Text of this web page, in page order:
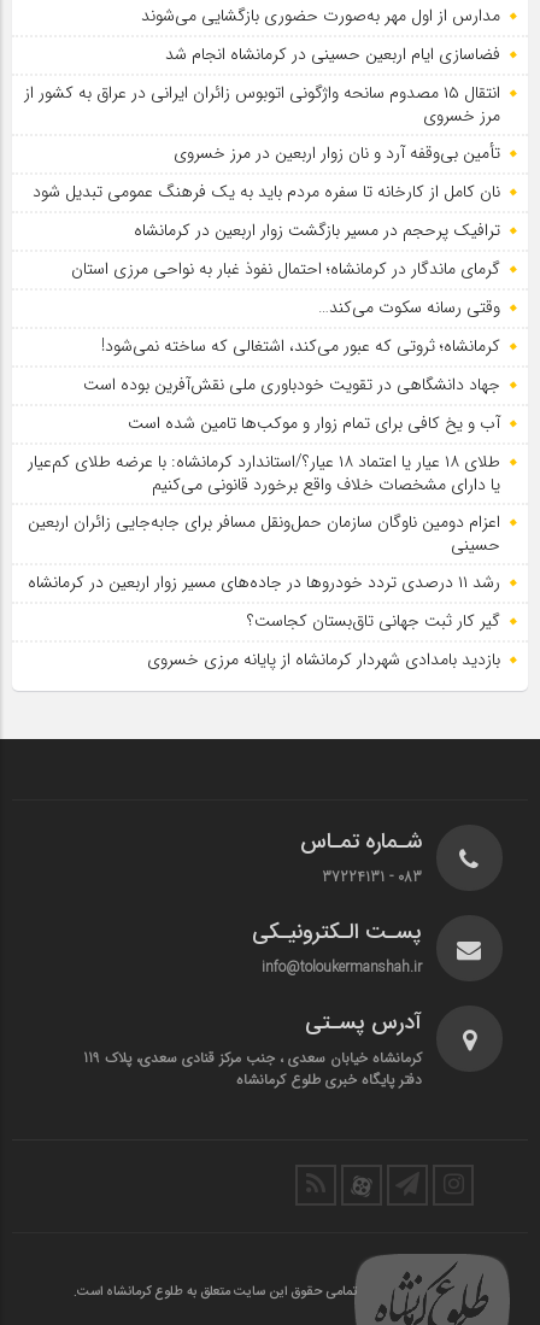
مدارس از اول مهر به‌صورت حضوری بازگشایی می‌شوند
فضاسازی ایام اربعین حسینی در کرمانشاه انجام شد
انتقال ۱۵ مصدوم سانحه واژگونی اتوبوس زائران ایرانی در عراق به کشور از
مرز خسروی
تأمین بی‌وقفه آرد و نان زوار اربعین در مرز خسروی
نان کامل از کارخانه تا سفره مردم باید به یک فرهنگ عمومی تبدیل شود
ترافیک پرحجم در مسیر بازگشت زوار اربعین در کرمانشاه
گرمای ماندگار در کرمانشاه؛ احتمال نفوذ غبار به نواحی مرزی استان
وقتی رسانه سکوت می‌کند…
کرمانشاه؛ ثروتی که عبور می‌کند، اشتغالی که ساخته نمی‌شود!
جهاد دانشگاهی در تقویت خودباوری ملی نقش‌آفرین بوده است
آب و یخ کافی برای تمام زوار و موکب‌ها تامین شده است
طلای ۱۸ عیار یا اعتماد ۱۸ عیار؟/استاندارد کرمانشاه: با عرضه طلای کم‌عیار
یا دارای مشخصات خلاف واقع برخورد قانونی می‌کنیم
اعزام دومین ناوگان سازمان حمل‌ونقل مسافر برای جابه‌جایی زائران اربعین
حسینی
رشد ۱۱ درصدی تردد خودروها در جاده‌های مسیر زوار اربعین در کرمانشاه
گیر کار ثبت جهانی تاق‌بستان کجاست؟
بازدید بامدادی شهردار کرمانشاه از پایانه مرزی خسروی
شـماره تمـاس
083 - 37224131
پسـت الـکترونیـکی
info@toloukermanshah.ir
آدرس پسـتی
کرمانشاه خیابان سعدی ، جنب مرکز قنادی سعدی، پلاک 119
دفتر پایگاه خبری طلوع کرمانشاه
تمامی حقوق این سایت متعلق به طلوع کرمانشاه است.